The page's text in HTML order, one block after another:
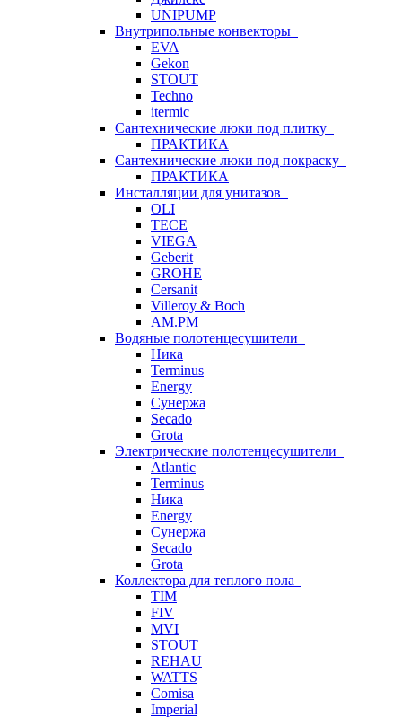
UNIPUMP
Внутрипольные конвекторы
EVA
Gekon
STOUT
Techno
itermic
Сантехнические люки под плитку
ПРАКТИКА
Сантехнические люки под покраску
ПРАКТИКА
Инсталляции для унитазов
OLI
TECE
VIEGA
Geberit
GROHE
Cersanit
Villeroy & Boch
AM.PM
Водяные полотенцесушители
Ника
Terminus
Energy
Сунержа
Secado
Grota
Электрические полотенцесушители
Atlantic
Terminus
Ника
Energy
Сунержа
Secado
Grota
Коллектора для теплого пола
TIM
FIV
MVI
STOUT
REHAU
WATTS
Comisa
Imperial